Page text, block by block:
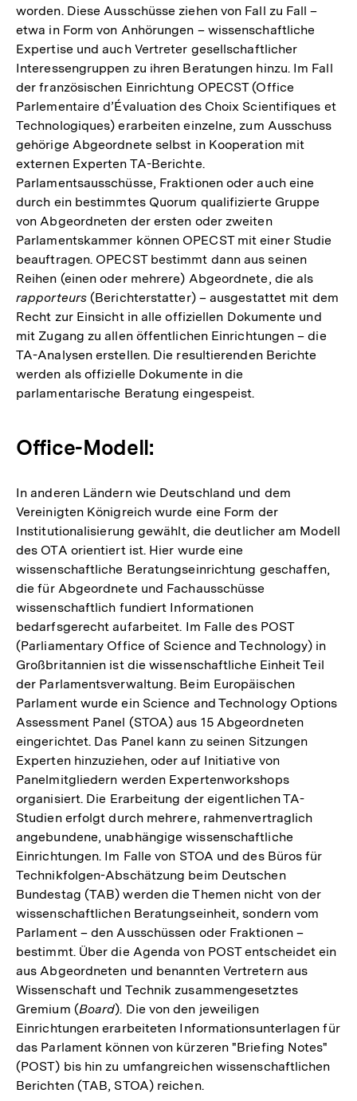
worden. Diese Ausschüsse ziehen von Fall zu Fall –
etwa in Form von Anhörungen – wissenschaftliche
Expertise und auch Vertreter gesellschaftlicher
Interessengruppen zu ihren Beratungen hinzu. Im Fall
der französischen Einrichtung OPECST (Office
Parlementaire d’Évaluation des Choix Scientifiques et
Technologiques) erarbeiten einzelne, zum Ausschuss
gehörige Abgeordnete selbst in Kooperation mit
externen Experten TA-Berichte.
Parlamentsausschüsse, Fraktionen oder auch eine
durch ein bestimmtes Quorum qualifizierte Gruppe
von Abgeordneten der ersten oder zweiten
Parlamentskammer können OPECST mit einer Studie
beauftragen. OPECST bestimmt dann aus seinen
Reihen (einen oder mehrere) Abgeordnete, die als
rapporteurs (Berichterstatter) – ausgestattet mit dem
Recht zur Einsicht in alle offiziellen Dokumente und
mit Zugang zu allen öffentlichen Einrichtungen – die
TA-Analysen erstellen. Die resultierenden Berichte
werden als offizielle Dokumente in die
parlamentarische Beratung eingespeist.
Office-Modell:
In anderen Ländern wie Deutschland und dem
Vereinigten Königreich wurde eine Form der
Institutionalisierung gewählt, die deutlicher am Modell
des OTA orientiert ist. Hier wurde eine
wissenschaftliche Beratungseinrichtung geschaffen,
die für Abgeordnete und Fachausschüsse
wissenschaftlich fundiert Informationen
bedarfsgerecht aufarbeitet. Im Falle des POST
(Parliamentary Office of Science and Technology) in
Großbritannien ist die wissenschaftliche Einheit Teil
der Parlamentsverwaltung. Beim Europäischen
Parlament wurde ein Science and Technology Options
Assessment Panel (STOA) aus 15 Abgeordneten
eingerichtet. Das Panel kann zu seinen Sitzungen
Experten hinzuziehen, oder auf Initiative von
Panelmitgliedern werden Expertenworkshops
organisiert. Die Erarbeitung der eigentlichen TA-
Studien erfolgt durch mehrere, rahmenvertraglich
angebundene, unabhängige wissenschaftliche
Einrichtungen. Im Falle von STOA und des Büros für
Technikfolgen-Abschätzung beim Deutschen
Bundestag (TAB) werden die Themen nicht von der
wissenschaftlichen Beratungseinheit, sondern vom
Parlament – den Ausschüssen oder Fraktionen –
bestimmt. Über die Agenda von POST entscheidet ein
aus Abgeordneten und benannten Vertretern aus
Wissenschaft und Technik zusammengesetztes
Gremium (Board). Die von den jeweiligen
Einrichtungen erarbeiteten Informationsunterlagen für
das Parlament können von kürzeren "Briefing Notes"
(POST) bis hin zu umfangreichen wissenschaftlichen
Berichten (TAB, STOA) reichen.